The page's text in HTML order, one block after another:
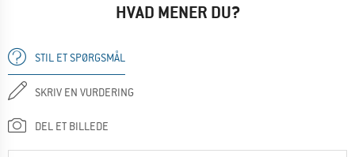
HVAD MENER DU?
STIL ET SPØRGSMÅL
SKRIV EN VURDERING
DEL ET BILLEDE